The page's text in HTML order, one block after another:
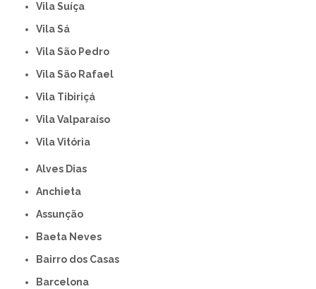
Vila Suíça
Vila Sá
Vila São Pedro
Vila São Rafael
Vila Tibiriçá
Vila Valparaíso
Vila Vitória
Alves Dias
Anchieta
Assunção
Baeta Neves
Bairro dos Casas
Barcelona